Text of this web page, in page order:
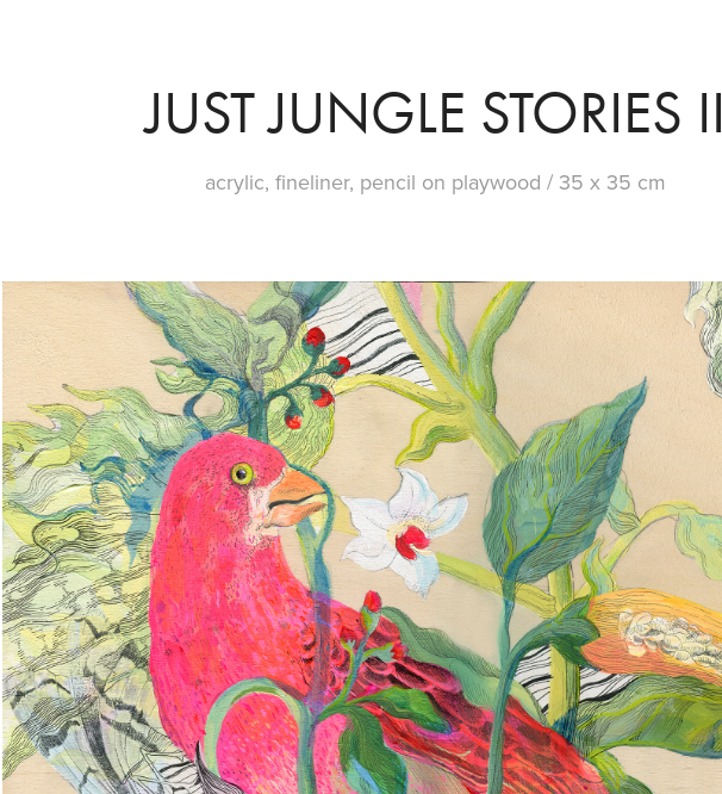
JUST JUNGLE STORIES II
acrylic, fineliner, pencil on playwood / 35 x 35 cm